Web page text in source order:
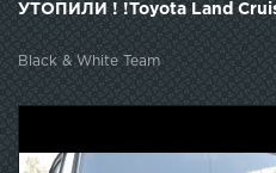
УТОПИЛИ ! !Toyota Land
Black & White Team